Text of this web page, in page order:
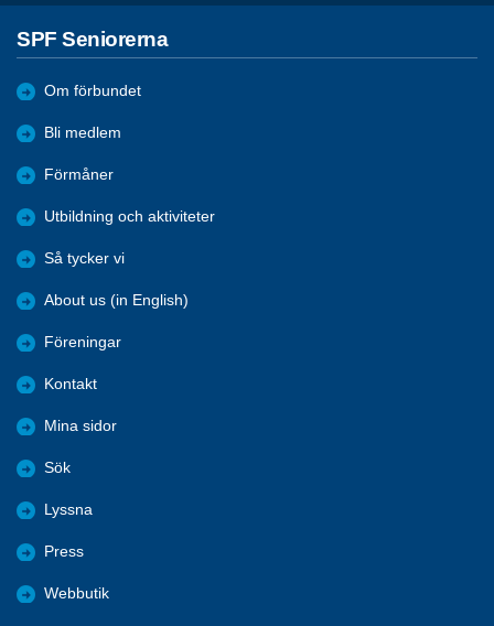
SPF Seniorerna
Om förbundet
Bli medlem
Förmåner
Utbildning och aktiviteter
Så tycker vi
About us (in English)
Föreningar
Kontakt
Mina sidor
Sök
Lyssna
Press
Webbutik